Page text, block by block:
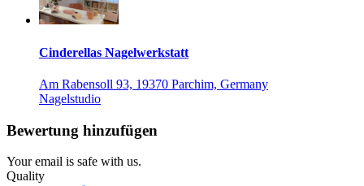
Cinderellas Nagelwerkstatt
Am Rabensoll 93, 19370 Parchim, Germany
Nagelstudio
Bewertung hinzufügen
Your email is safe with us.
Quality